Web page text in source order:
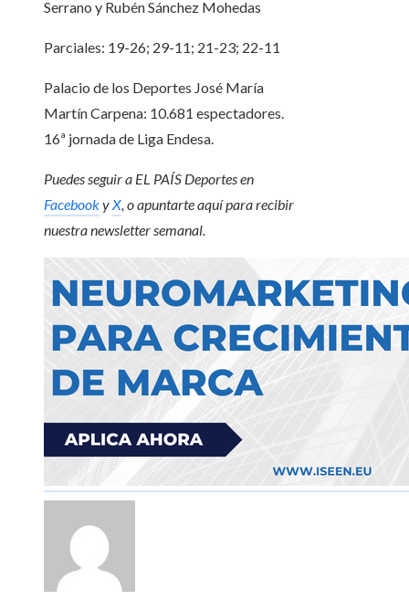
Serrano y Rubén Sánchez Mohedas
Parciales: 19-26; 29-11; 21-23; 22-11
Palacio de los Deportes José María
Martín Carpena: 10.681 espectadores.
16ª jornada de Liga Endesa.
Puedes seguir a EL PAÍS Deportes en
FacebookyX, o apuntarte aquí para recibir
nuestra newsletter semanal.